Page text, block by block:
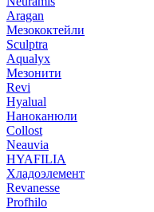
Aragan
Мезококтейли
Sculptra
Aqualyx
Мезонити
Revi
Hyalual
Наноканюли
Collost
Neauvia
HYAFILIA
Хладоэлемент
Revanesse
Profhilo